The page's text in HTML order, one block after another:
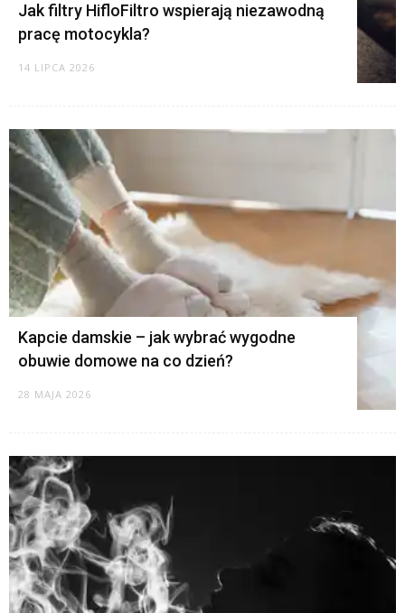
Jak filtry HifloFiltro wspierają niezawodną
pracę motocykla?
14 LIPCA 2026
Kapcie damskie – jak wybrać wygodne
obuwie domowe na co dzień?
28 MAJA 2026